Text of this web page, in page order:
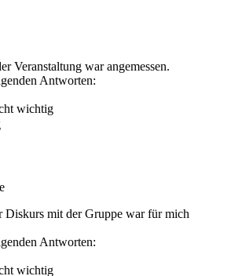
Veranstaltung war angemessen.
Antworten:
wichtig
Diskurs mit der Gruppe war für mich
Antworten:
wichtig